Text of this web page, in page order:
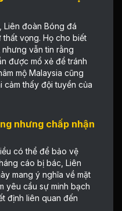
Liên đoàn Bóng đá
vọng. Họ cho biết
vẫn tin rằng
được mổ xẻ để tránh
mộ Malaysia cũng
cảm thấy đội tuyển của
nhưng chấp nhận
có thể để bảo vệ
cáo bị bác, Liên
mang ý nghĩa về mặt
yêu cầu sự minh bạch
định liên quan đến